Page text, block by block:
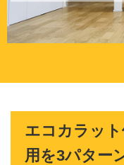
エコカラッ
用を3パター